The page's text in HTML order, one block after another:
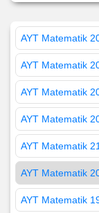
AYT Matematik
AYT Matematik
AYT Matematik
AYT Matematik
AYT Matematik
AYT Matematik
AYT Matematik